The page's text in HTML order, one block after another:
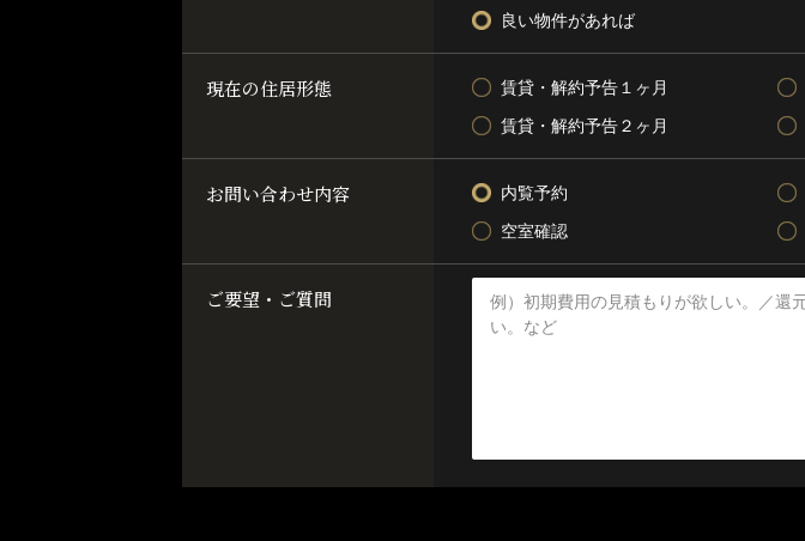
良い物件があれば
現在の住居形態 賃貸・解約予告１ヶ月
賃貸・解約予告２ヶ月
お問い合わせ内容 内覧予約
空室確認
ご要望・ご質問